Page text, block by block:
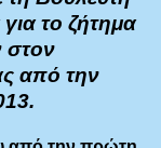
το ζήτημα
στον
από την